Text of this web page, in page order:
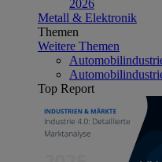
2026
Metall & Elektronik
Themen
Weitere Themen
Top Report